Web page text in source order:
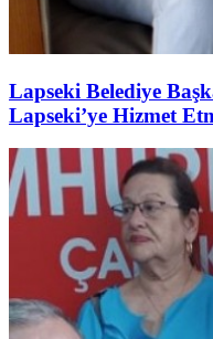
Lapseki Belediye
Lapseki’ye Hizmet